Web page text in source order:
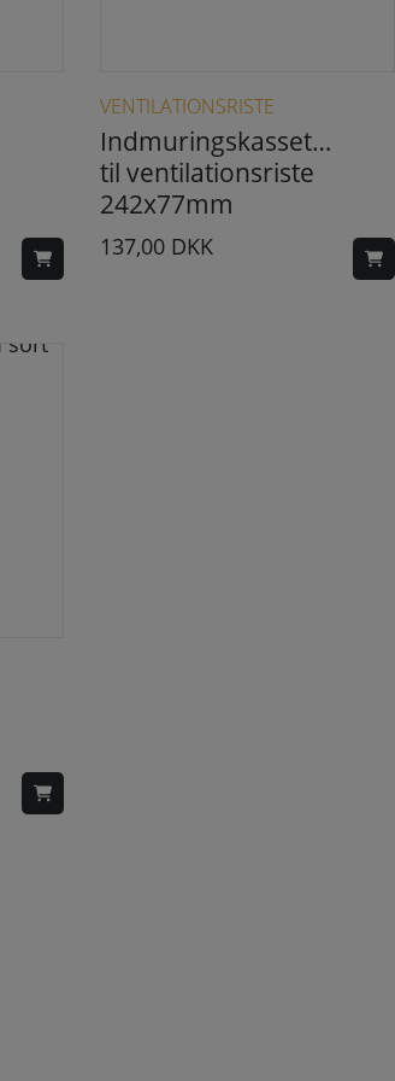
VENTILATIONSRISTE
Indmuringskassette
til ventilationsriste
242x77mm
137,00 DKK